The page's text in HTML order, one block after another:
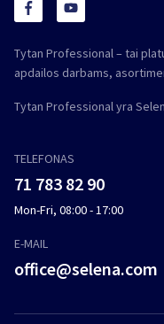
Tytan Professional – tai
apdailos darbams,
Tytan Professional yra
TELEFONAS
71 783 82 90
Mon-Fri, 08:00 - 17:00
E-MAIL
office@selena.com